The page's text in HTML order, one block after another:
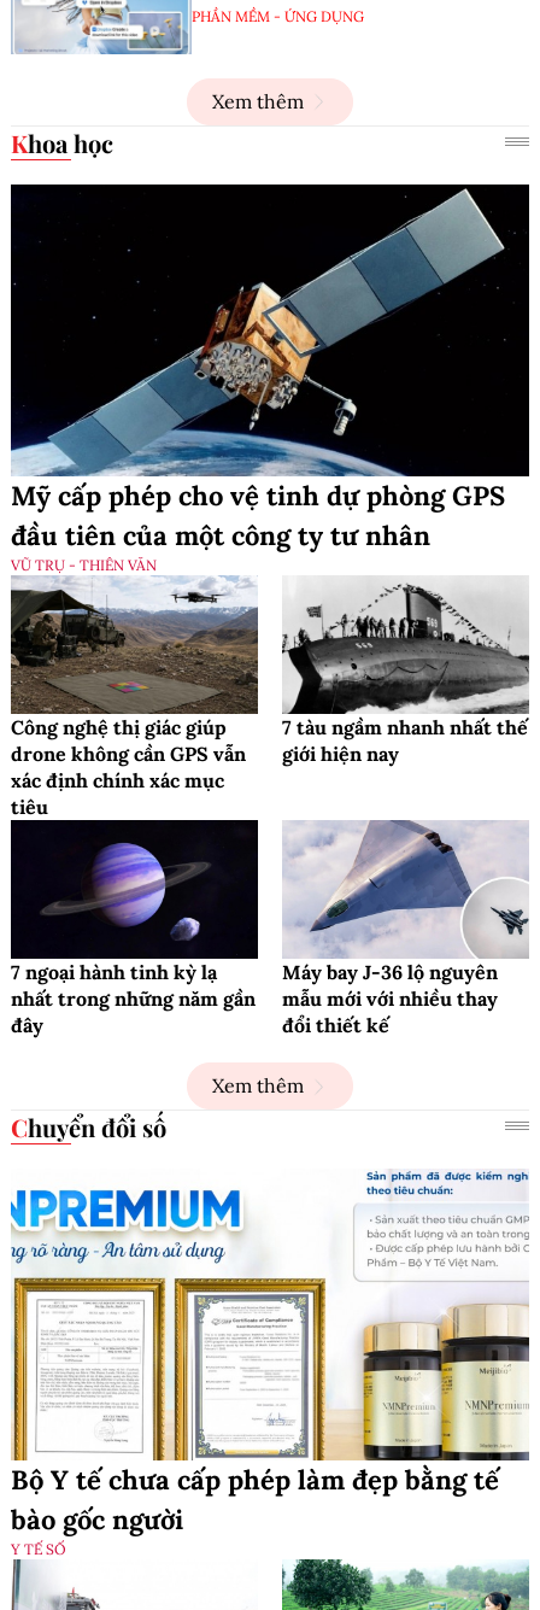
PHẦN MỀM - ỨNG DỤNG
Xem thêm
Khoa học
Mỹ cấp phép cho vệ tinh dự phòng GPS
đầu tiên của một công ty tư nhân
VŨ TRỤ - THIÊN VĂN
Công nghệ thị giác giúp
drone không cần GPS vẫn
xác định chính xác mục
tiêu
7 tàu ngầm nhanh nhất thế
giới hiện nay
7 ngoại hành tinh kỳ lạ
nhất trong những năm gần
đây
Máy bay J-36 lộ nguyên
mẫu mới với nhiều thay
đổi thiết kế
Xem thêm
Chuyển đổi số
Bộ Y tế chưa cấp phép làm đẹp bằng tế
bào gốc người
Y TẾ SỐ